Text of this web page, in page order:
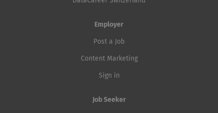
Employer
Post a Job
Content Marketing
Sign in
Job Seeker